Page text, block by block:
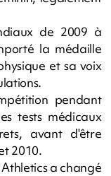
de 2009 à
la médaille
et sa voix
pendant
tests médicaux
avant d'être
2010.
a changé